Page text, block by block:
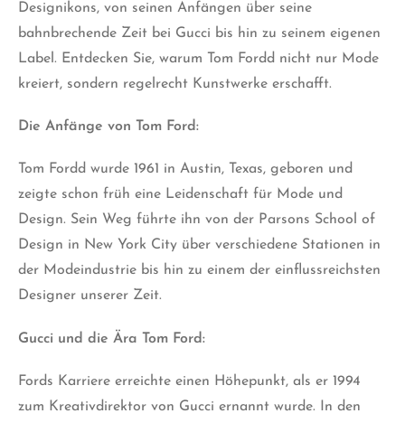
Designikons, von seinen Anfängen über seine
bahnbrechende Zeit bei Gucci bis hin zu seinem eigenen
Label. Entdecken Sie, warum Tom Fordd nicht nur Mode
kreiert, sondern regelrecht Kunstwerke erschafft.
Die Anfänge von Tom Ford:
Tom Fordd wurde 1961 in Austin, Texas, geboren und
zeigte schon früh eine Leidenschaft für Mode und
Design. Sein Weg führte ihn von der Parsons School of
Design in New York City über verschiedene Stationen in
der Modeindustrie bis hin zu einem der einflussreichsten
Designer unserer Zeit.
Gucci und die Ära Tom Ford:
Fords Karriere erreichte einen Höhepunkt, als er 1994
zum Kreativdirektor von Gucci ernannt wurde. In den